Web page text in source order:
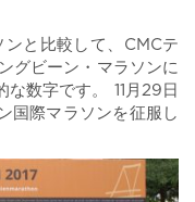
と比較して、CMCテ
グビーン・マラソンに
数字です。 11月29日
国際マラソンを征服し